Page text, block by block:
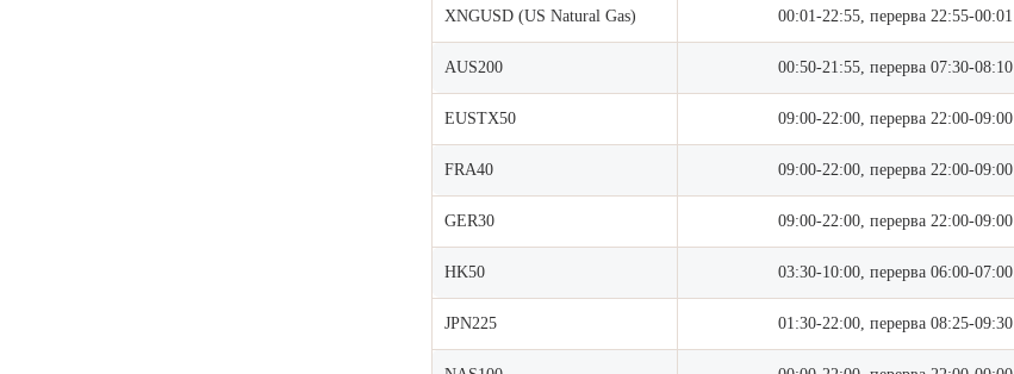
XNGUSD (US Natural Gas) 00:01-22:55, перерва 22:55-00:01
AUS200 00:50-21:55, перерва 07:30-08:10
EUSTX50 09:00-22:00, перерва 22:00-09:00
FRA40 09:00-22:00, перерва 22:00-09:00
GER30 09:00-22:00, перерва 22:00-09:00
HK50 03:30-10:00, перерва 06:00-07:00
JPN225 01:30-22:00, перерва 08:25-09:30